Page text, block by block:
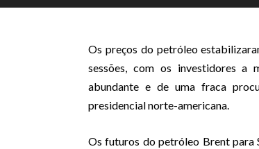
Os preços do petróleo
sessões, com os investidores a
abundante e de uma fraca
presidencial norte-americana.
Os futuros do petróleo Brent para